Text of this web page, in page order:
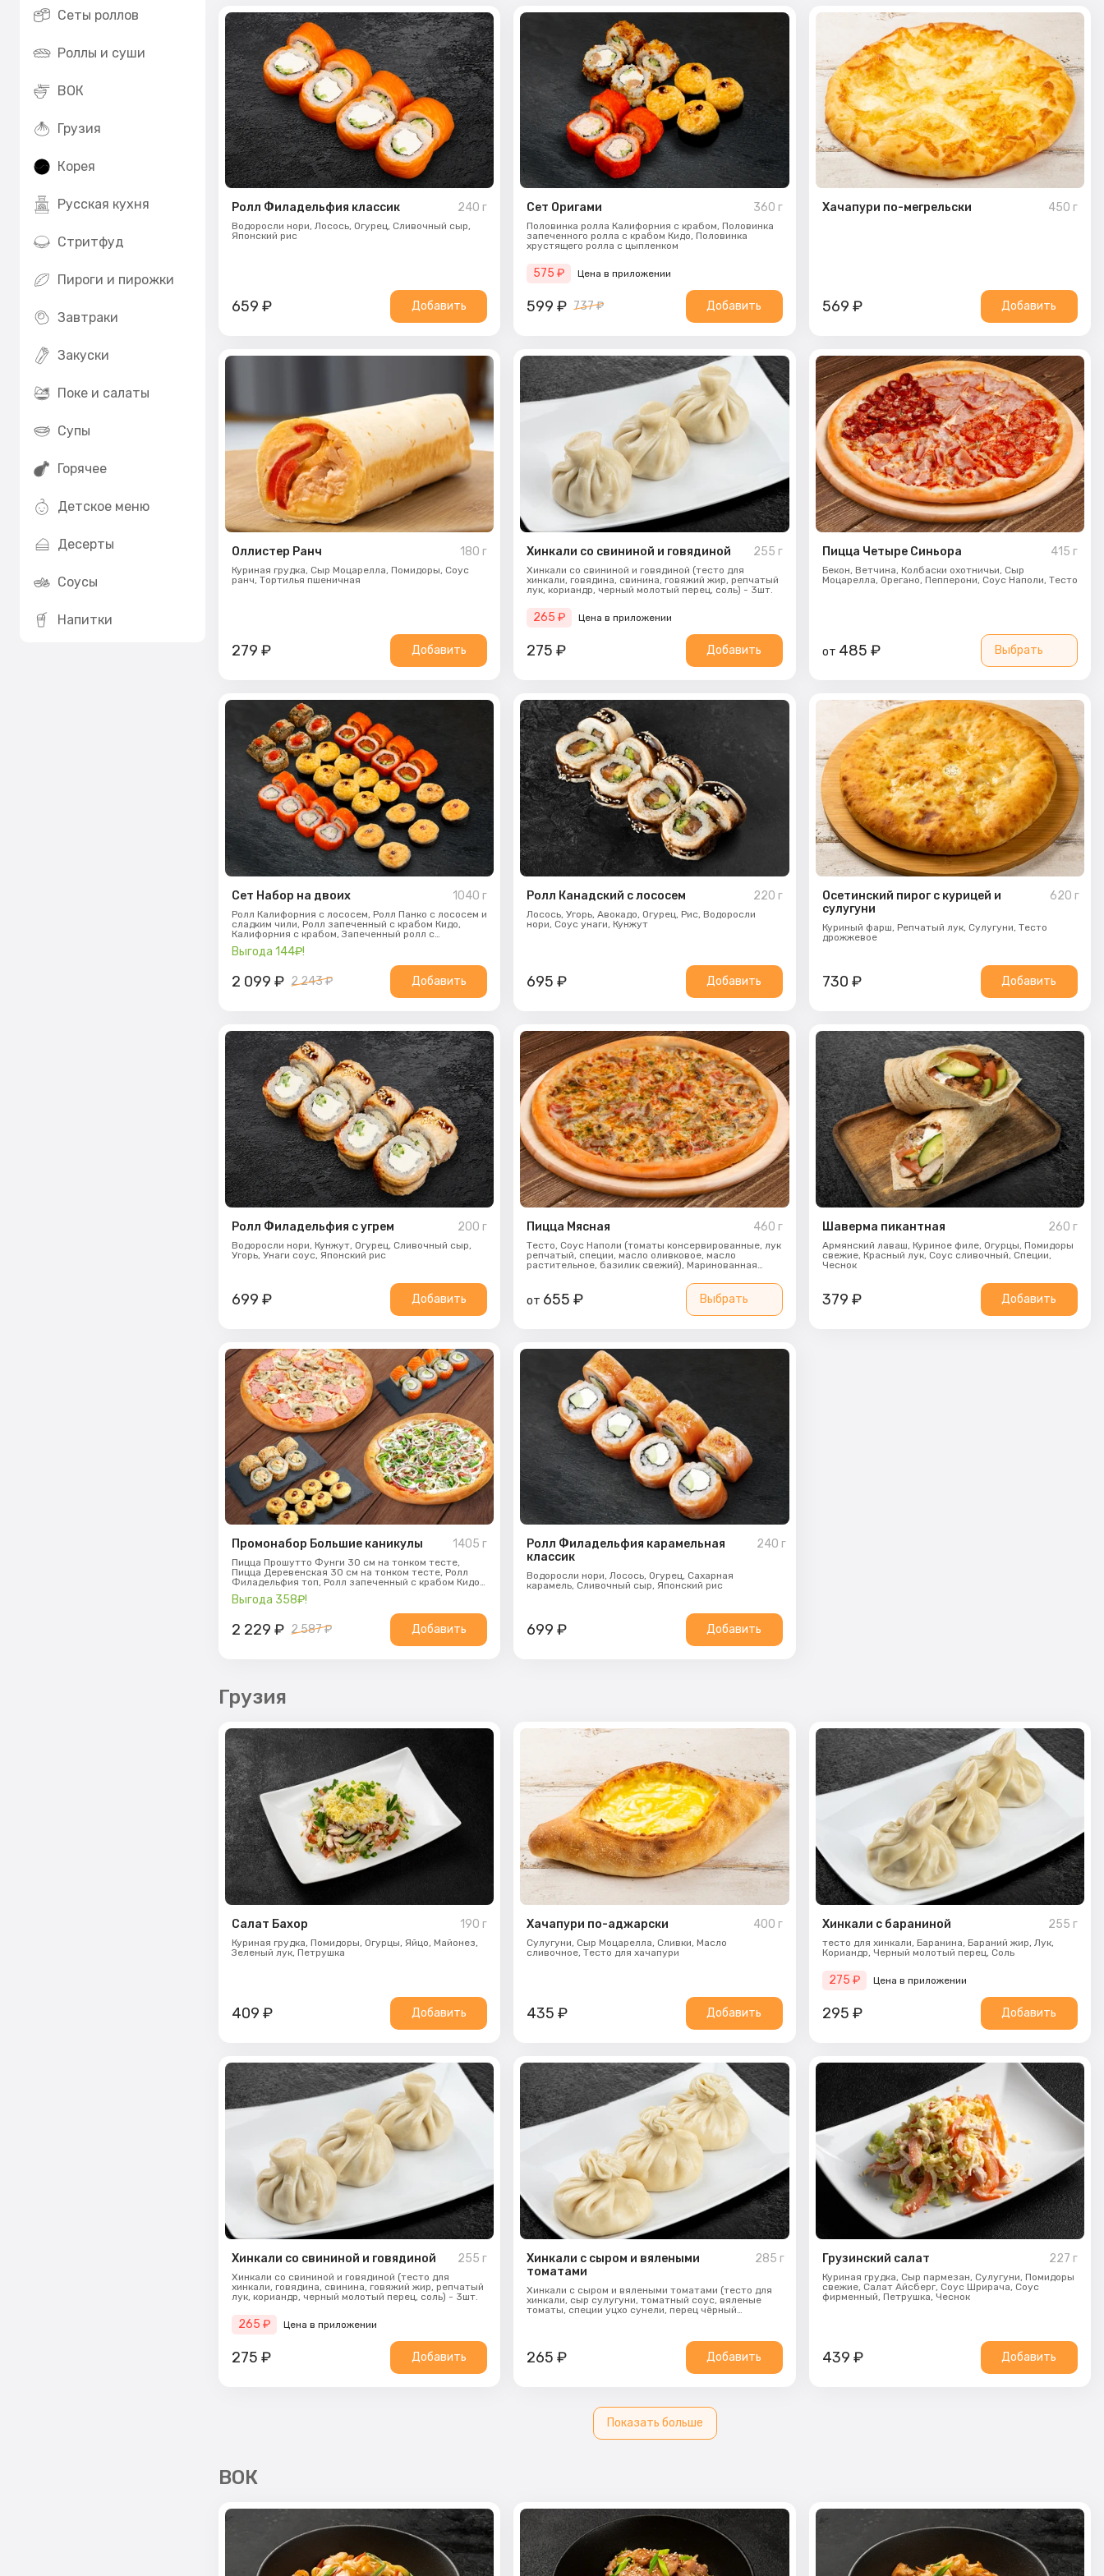
Сеты роллов
Роллы и суши
ВОК
Грузия
Корея
Русская кухня
Стритфуд
Пироги и пирожки
Завтраки
Закуски
Поке и салаты
Супы
Горячее
Детское меню
Десерты
Соусы
Напитки
Ролл Филадельфия классик 240 г
Водоросли нори, Лосось, Огурец, Сливочный сыр,
Японский рис
659 ₽ Добавить
Сет Оригами 360 г
Половинка ролла Калифорния с крабом, Половинка
запеченного ролла с крабом Кидо, Половинка
хрустящего ролла с цыпленком
575₽ Цена в приложении
599₽ 737 ₽ Добавить
Хачапури по-мегрельски 450 г
569 ₽ Добавить
Оллистер Ранч 180 г
Куриная грудка, Сыр Моцарелла, Помидоры, Соус
ранч, Тортилья пшеничная
279 ₽ Добавить
Хинкали со свининой и говядиной 255 г
Хинкали со свининой и говядиной (тесто для
хинкали, говядина, свинина, говяжий жир, репчатый
лук, кориандр, черный молотый перец, соль) - 3шт.
265₽ Цена в приложении
275₽ Добавить
Пицца Четыре Синьора 415 г
Бекон, Ветчина, Колбаски охотничьи, Сыр
Моцарелла, Орегано, Пепперони, Соус Наполи, Тесто
от 485 ₽ Выбрать
Сет Набор на двоих 1040 г
Ролл Калифорния с лососем, Ролл Панко с лососем и
сладким чили, Ролл запеченный с крабом Кидо,
Калифорния с крабом, Запеченный ролл с
цыпленком под сырным соусом
Выгода 144₽!
2 099 ₽ 2 243 ₽ Добавить
Ролл Канадский с лососем 220 г
Лосось,Угорь,Авокадо,Огурец,Рис,Водоросли
нори,Соус унаги,Кунжут
695₽ Добавить
Осетинский пирог с курицей и
сулугуни
620 г
Куриный фарш, Репчатый лук, Сулугуни, Тесто
дрожжевое
730 ₽ Добавить
Ролл Филадельфия с угрем 200 г
Водоросли нори, Кунжут, Огурец, Сливочный сыр,
Угорь, Унаги соус, Японский рис
699 ₽ Добавить
Пицца Мясная 460 г
Тесто,Соус Наполи (томаты консервированные, лук
репчатый, специи, масло оливковое, масло
растительное, базилик свежий),Маринованная
от 655₽ Выбрать
Шаверма пикантная 260 г
Армянский лаваш, Куриное филе, Огурцы, Помидоры
свежие, Красный лук, Соус сливочный, Специи,
Чеснок
379 ₽ Добавить
Промонабор Большие каникулы 1405 г
Пицца Прошутто Фунги 30 см на тонком тесте,
Пицца Деревенская 30 см на тонком тесте, Ролл
Филадельфия топ, Ролл запеченный с крабом Кидо,
Ролл Снежная Калифорния с цыпленком
Выгода 358₽!
2 229 ₽ 2 587 ₽ Добавить
Ролл Филадельфия карамельная
классик
240 г
Водоросли нори,Лосось,Огурец,Сахарная
карамель,Сливочный сыр, Японский рис
699₽ Добавить
Грузия
Салат Бахор 190 г
Куриная грудка, Помидоры, Огурцы, Яйцо, Майонез,
Зеленый лук, Петрушка
409 ₽ Добавить
Хачапури по-аджарски 400 г
Сулугуни,Сыр Моцарелла,Сливки,Масло
сливочное,Тесто для хачапури
435₽ Добавить
Хинкали с бараниной 255 г
тесто для хинкали, Баранина, Бараний жир, Лук,
Кориандр, Черный молотый перец, Соль
275 ₽ Цена в приложении
295 ₽ Добавить
Хинкали со свининой и говядиной 255 г
Хинкали со свининой и говядиной (тесто для
хинкали, говядина, свинина, говяжий жир, репчатый
лук, кориандр, черный молотый перец, соль) - 3шт.
265 ₽ Цена в приложении
275 ₽ Добавить
Хинкали с сыром и вялеными
томатами
285 г
Хинкали с сыром и вялеными томатами (тесто для
хинкали, сыр сулугуни, томатный соус, вяленые
томаты, специи уцхо сунели, перец чёрный
265₽ Добавить
Грузинский салат 227 г
Куриная грудка, Сыр пармезан, Сулугуни, Помидоры
свежие, Салат Айсберг, Соус Шрирача, Соус
фирменный, Петрушка, Чеснок
439 ₽ Добавить
Показать больше
ВОК